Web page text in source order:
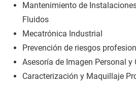
Mantenimiento de
Fluidos
Mecatrónica Industrial
Prevención de riesgos
Asesoría de Imagen Personal y
Caracterización y Maquillaje